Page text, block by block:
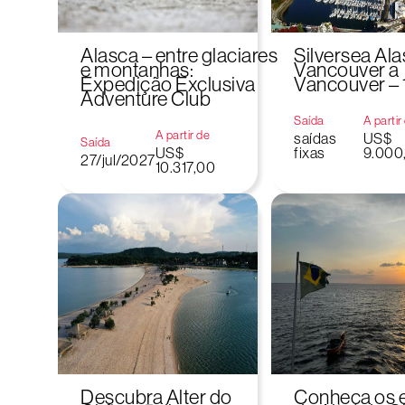
Alasca – entre glaciares
e montanhas:
Expedição Exclusiva
Adventure Club
Saída
27/jul/2027
A partir de
US$
10.317,00
Silversea
Vancouver a
Vancouver –
Saída
saídas
fixas
A partir
US$
Descubra Alter do Conheça os